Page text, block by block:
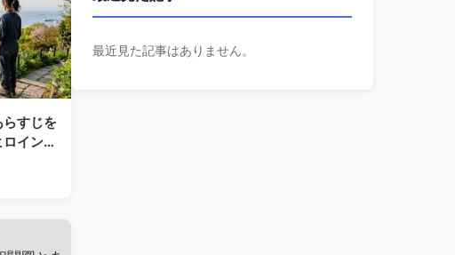
らすじを
インが
最近見た記事はありません。